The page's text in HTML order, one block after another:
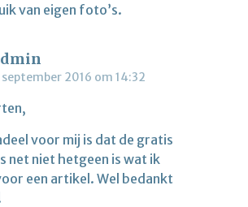
van eigen foto’s.
september 2016 om 14:32
voor mij is dat de gratis
net niet hetgeen is wat ik
een artikel. Wel bedankt